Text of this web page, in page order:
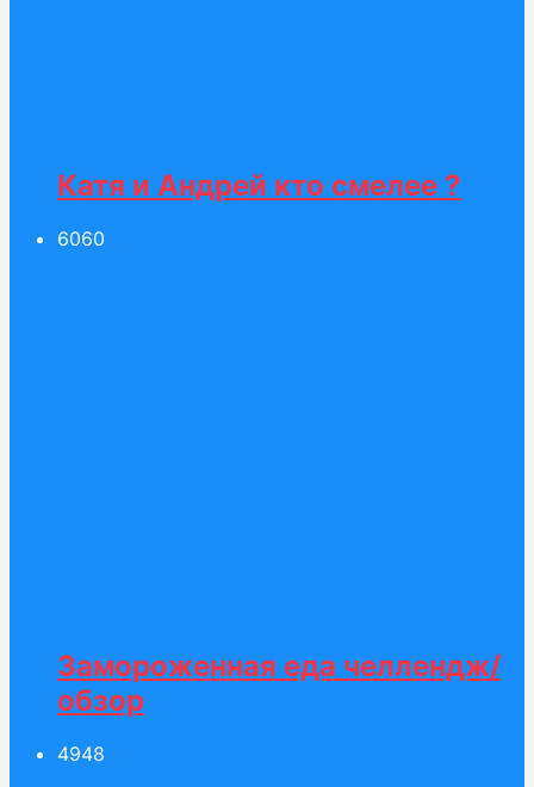
Катя и Андрей кто смелее ?
6060
Замороженная еда челлендж/
обзор
4948